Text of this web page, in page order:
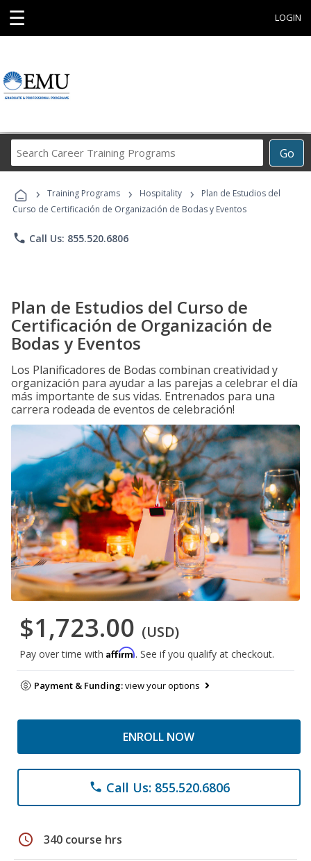
☰ LOGIN
Go
Career
Programs
› Training Programs › Hospitality ›
Plan de Estudios del
Curso de Certificación de Organización de Bodas y Eventos
phone Call Us: 855.520.6806
Plan de Estudios del Curso de
Certificación de Organización de
Bodas y Eventos
Los Planificadores de Bodas combinan creatividad y
organización para ayudar a las parejas a celebrar el día
más importante de sus vidas. Entrenados para una
carrera rodeada de eventos de celebración!
$1,723.00 (USD)
Pay over time with Affirm. See if you qualify at checkout.
Payment & Funding:view your options
ENROLL NOW
phone Call Us: 855.520.6806
schedule 340 course hrs